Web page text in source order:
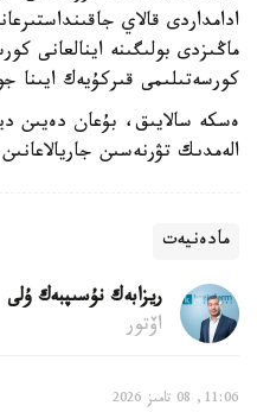
ادامداردى قالاي
ماڭىزدى بولىگىنە اينالعانى
كورسەتىلىمى قىركۇيەك ايىنا
الەمدىك تۋرنەسىن
مادەنيەت
ريزابەك نۇسىپبەك ۇلى
اۆتور
11:06, 08 تامىز 2026